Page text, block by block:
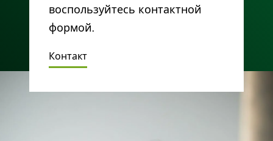
воспользуйтесь контактной
формой.
Контакт